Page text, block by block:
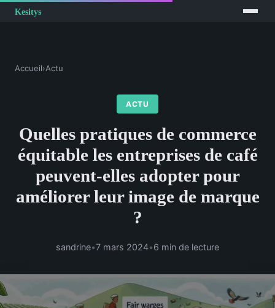
Accueil›Actu
ACTU
Quelles pratiques de commerce
équitable les entreprises de café
peuvent-elles adopter pour
améliorer leur image de marque
?
sandrine•7 mars 2024•6 min de lecture